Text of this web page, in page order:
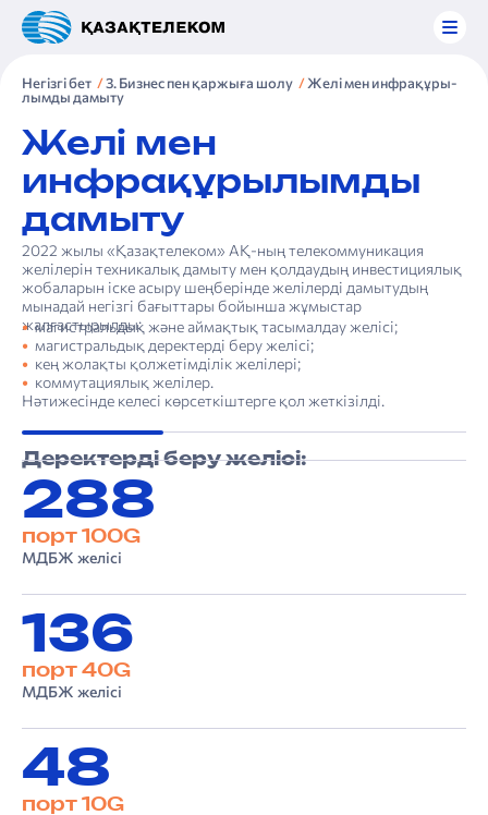
Негізгі бет 3. Бизнес пен қаржыға шолу
Желі мен инфрақұры­
лымды дамыту
Желі мен
инфрақұры­лымды
дамыту
2022 жылы «Қазақтелеком» АҚ-ның телекоммуникация
желілерін техникалық дамыту мен қолдаудың инвестициялық
жобаларын іске асыру шеңберінде желілерді дамытудың
мынадай негізгі бағыттары бойынша жұмыстар
жалғастырылды:
магистральдық және аймақтық тасымалдау желісі;
магистральдық деректерді беру желісі;
кең жолақты қолжетімділік желілері;
коммутациялық желілер.
Нәтижесінде келесі көрсеткіштерге қол жеткізілді.
Деректерді беру желісі:
288
порт 100G
МДБЖ желісі
136
порт 40G
МДБЖ желісі
48
порт 10G